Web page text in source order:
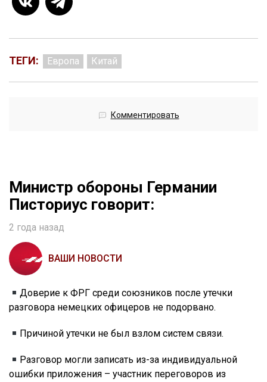
ТЕГИ: Европа Китай
Комментировать
Министр обороны Германии
Писториус говорит:
2 года назад
ВАШИ НОВОСТИ
Доверие к ФРГ среди союзников после утечки
разговора немецких офицеров не подорвано.
Причиной утечки не был взлом систем связи.
Разговор могли записать из-за индивидуальной
ошибки приложения – участник переговоров из